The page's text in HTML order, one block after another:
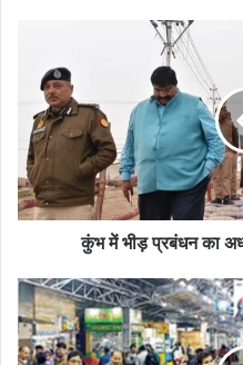
कुंभ में भीड़ प्रबंधन का